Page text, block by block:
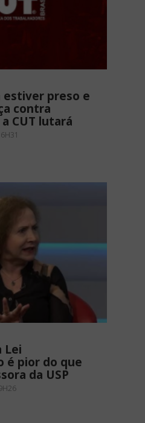
estiver preso e
contra
CUT lutará
Lei
é pior do que
da USP